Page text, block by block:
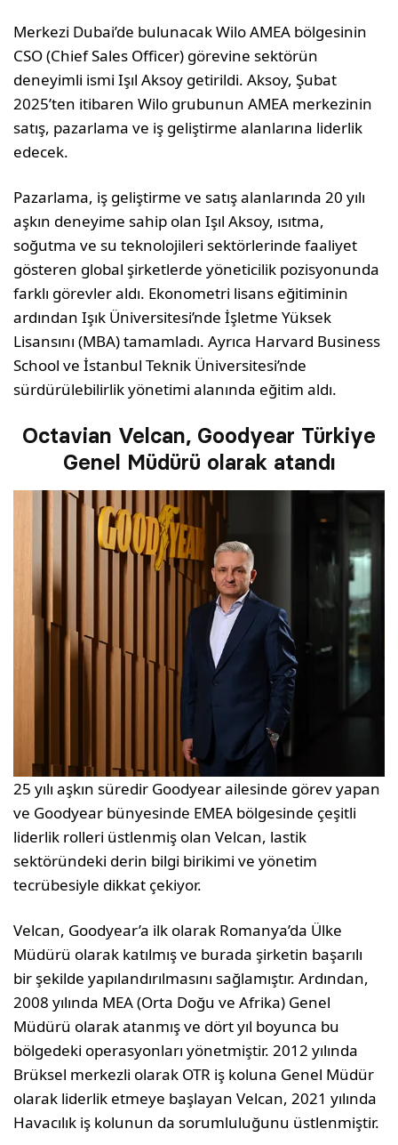
Merkezi Dubai’de bulunacak Wilo AMEA bölgesinin
CSO (Chief Sales Officer) görevine sektörün
deneyimli ismi Işıl Aksoy getirildi. Aksoy, Şubat
2025’ten itibaren Wilo grubunun AMEA merkezinin
satış, pazarlama ve iş geliştirme alanlarına liderlik
edecek.
Pazarlama, iş geliştirme ve satış alanlarında 20 yılı
aşkın deneyime sahip olan Işıl Aksoy, ısıtma,
soğutma ve su teknolojileri sektörlerinde faaliyet
gösteren global şirketlerde yöneticilik pozisyonunda
farklı görevler aldı. Ekonometri lisans eğitiminin
ardından Işık Üniversitesi’nde İşletme Yüksek
Lisansını (MBA) tamamladı. Ayrıca Harvard Business
School ve İstanbul Teknik Üniversitesi’nde
sürdürülebilirlik yönetimi alanında eğitim aldı.
Octavian Velcan, Goodyear Türkiye
Genel Müdürü olarak atandı
25 yılı aşkın süredir Goodyear ailesinde görev yapan
ve Goodyear bünyesinde EMEA bölgesinde çeşitli
liderlik rolleri üstlenmiş olan Velcan, lastik
sektöründeki derin bilgi birikimi ve yönetim
tecrübesiyle dikkat çekiyor.
Velcan, Goodyear’a ilk olarak Romanya’da Ülke
Müdürü olarak katılmış ve burada şirketin başarılı
bir şekilde yapılandırılmasını sağlamıştır. Ardından,
2008 yılında MEA (Orta Doğu ve Afrika) Genel
Müdürü olarak atanmış ve dört yıl boyunca bu
bölgedeki operasyonları yönetmiştir. 2012 yılında
Brüksel merkezli olarak OTR iş koluna Genel Müdür
olarak liderlik etmeye başlayan Velcan, 2021 yılında
Havacılık iş kolunun da sorumluluğunu üstlenmiştir.